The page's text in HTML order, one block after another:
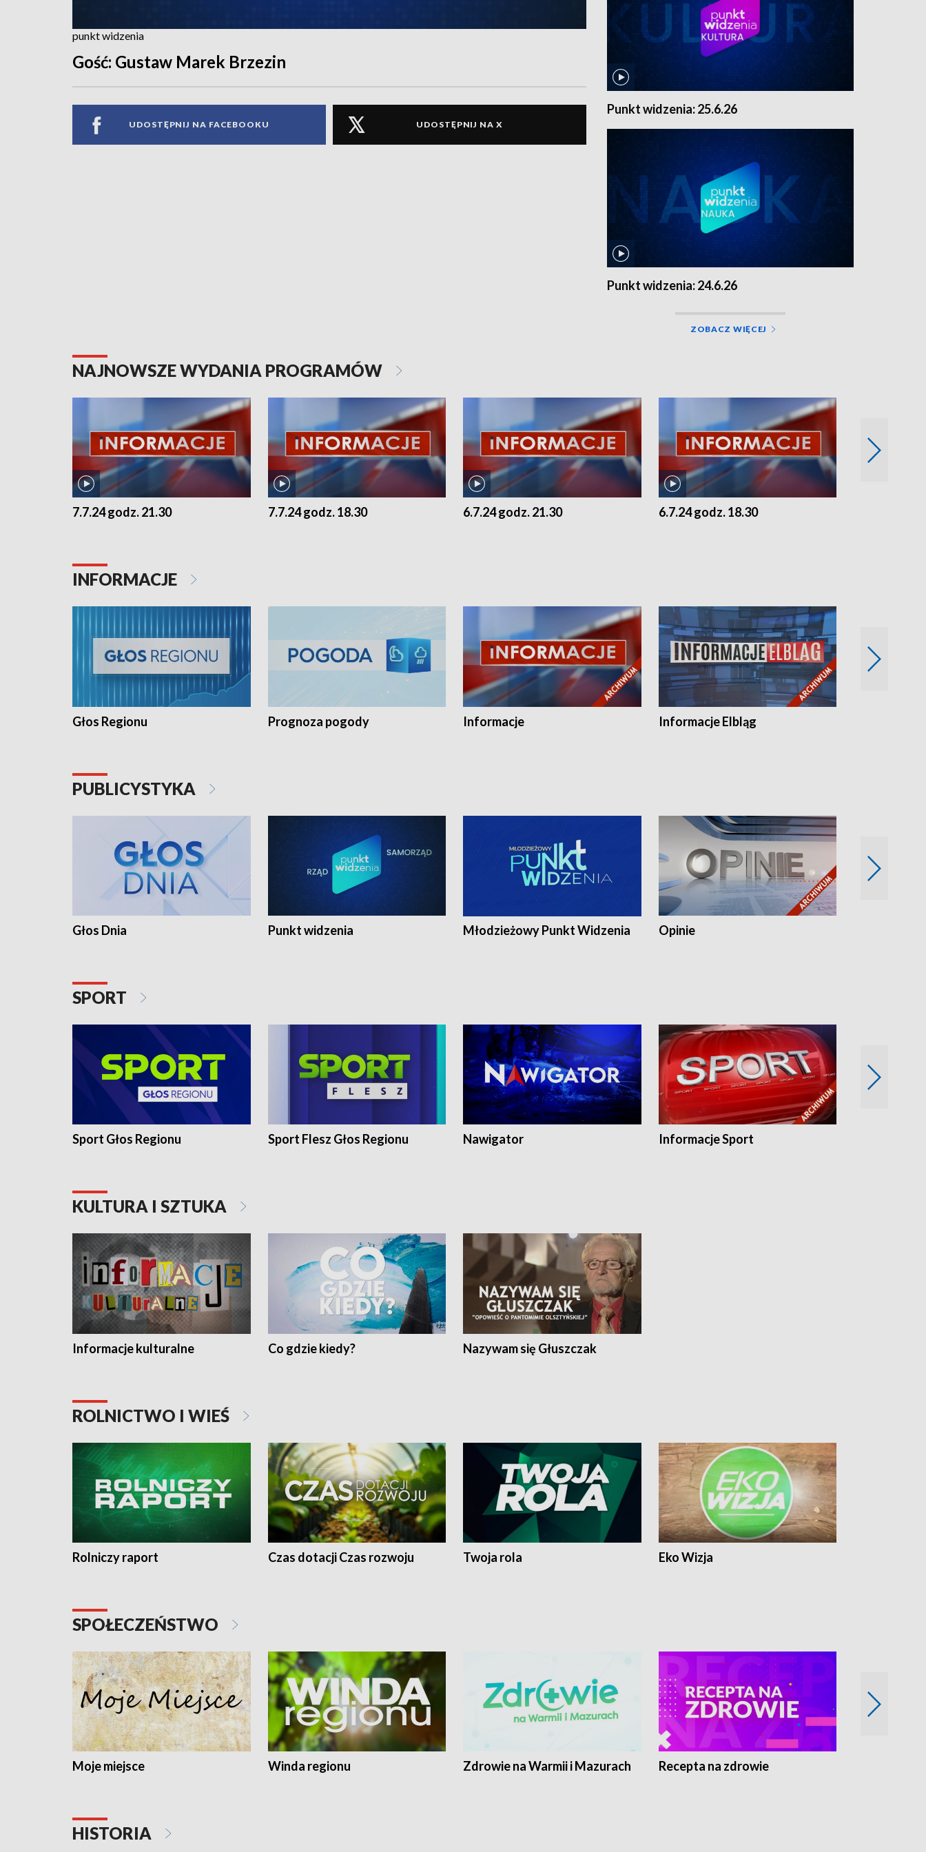
punkt widzenia
Gość: Gustaw Marek Brzezin
UDOSTĘPNIJ NA FACEBOOKU UDOSTĘPNIJ NA X
Punkt widzenia: 25.6.26
Punkt widzenia: 24.6.26
ZOBACZ WIĘCEJ
NAJNOWSZE WYDANIA PROGRAMÓW
7.7.24 godz. 21.30 7.7.24 godz. 18.30 6.7.24 godz. 21.30 6.7.24 godz. 18.30
INFORMACJE
Głos Regionu Prognoza pogody Informacje Informacje Elbląg
PUBLICYSTYKA
Głos Dnia Punkt widzenia Młodzieżowy Punkt Widzenia Opinie
SPORT
Sport Głos Regionu Sport Flesz Głos Regionu Nawigator Informacje Sport
KULTURA I SZTUKA
Informacje kulturalne Co gdzie kiedy? Nazywam się Głuszczak
ROLNICTWO I WIEŚ
Rolniczy raport Czas dotacji Czas rozwoju Twoja rola Eko Wizja
SPOŁECZEŃSTWO
Moje miejsce Winda regionu Zdrowie na Warmii i Mazurach Recepta na zdrowie
HISTORIA